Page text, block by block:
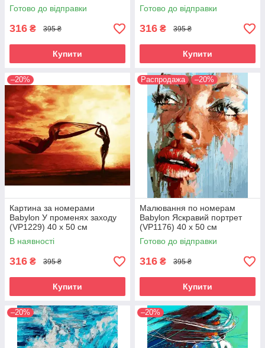
Готово до відправки
316 ₴ 395 ₴
Купити
Готово до відправки
316 ₴ 395 ₴
Купити
–20%
Картина за номерами
Babylon У променях заходу
(VP1229) 40 х 50 см
В наявності
316 ₴ 395 ₴
Купити
Распродажа –20%
Малювання по номерам
Babylon Яскравий портрет
(VP1176) 40 х 50 см
Готово до відправки
316 ₴ 395 ₴
Купити
–20% –20%